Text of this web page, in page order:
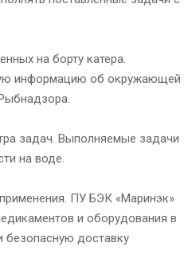
на борту катера.
информацию об окружающей
задач. Выполняемые задачи
на воде.
ПУ БЭК «Маринэк»
и оборудования в
безопасную доставку